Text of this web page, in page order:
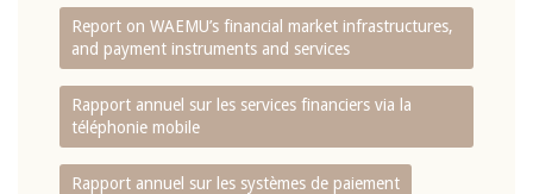
Report on WAEMU’s financial market infrastructures,
and payment instruments and services
Rapport annuel sur les services financiers via la
téléphonie mobile
Rapport annuel sur les systèmes de paiement